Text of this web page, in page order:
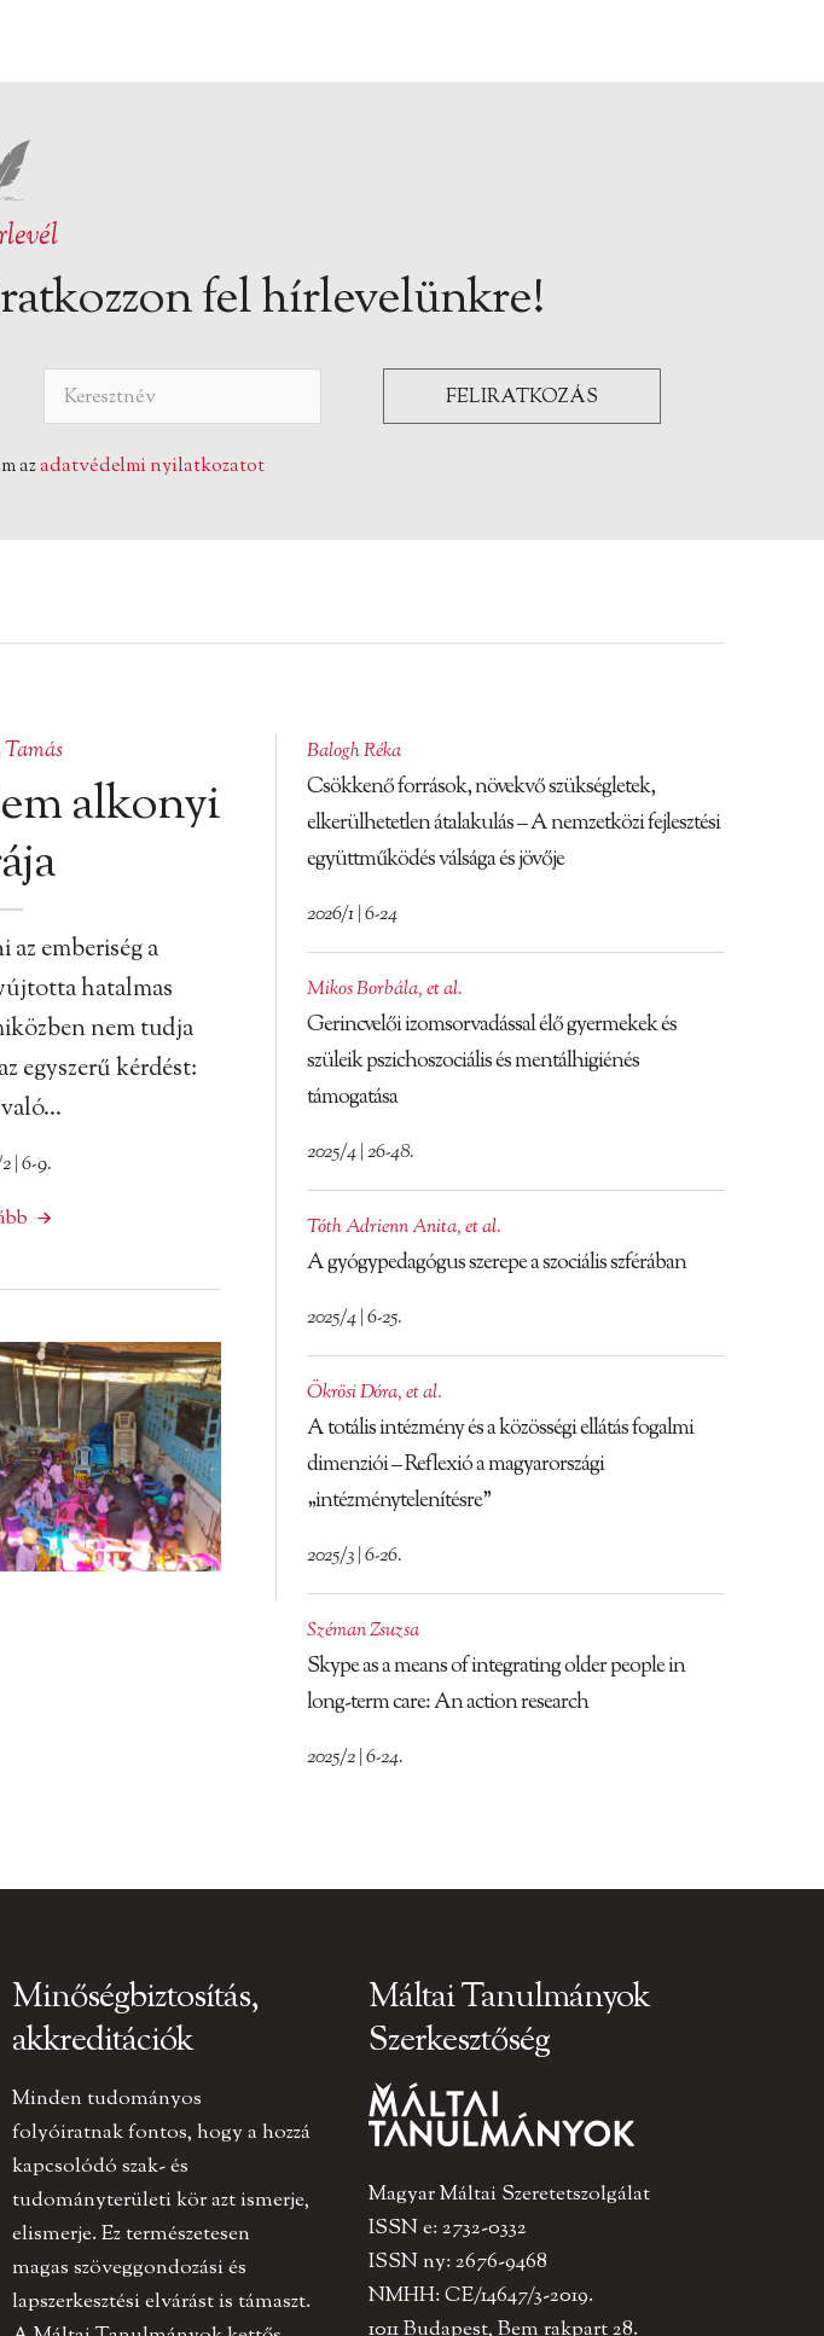
fel hírlevelünkre!
azadatvédelmi nyilatkozatot
alkonyi
emberiség a
hatalmas
nem tudja
egyszerű kérdést:
| 6-9.
Balogh Réka
Csökkenő források, növekvő szükségletek,
elkerülhetetlen átalakulás – A nemzetközi fejlesztési
együttműködés válsága és jövője
2026/1 | 6-24
Mikos Borbála,et al.
Gerincvelői izomsorvadással élő gyermekek és
szüleik pszichoszociális és mentálhigiénés
támogatása
2025/4 | 26-48.
Tóth Adrienn Anita,et al.
A gyógypedagógus szerepe a szociális szférában
2025/4 | 6-25.
Ökrösi Dóra,et al.
A totális intézmény és a közösségi ellátás fogalmi
dimenziói – Reflexió a magyarországi
„intézménytelenítésre”
2025/3 | 6-26.
Széman Zsuzsa
Skype as a means of integrating older people in
long-term care: An action research
2025/2 | 6-24.
Minőségbiztosítás,
akkreditációk
Minden tudományos
folyóiratnak fontos, hogy a hozzá
kapcsolódó szak- és
tudományterületi kör azt ismerje,
elismerje. Ez természetesen
magas szöveggondozási és
lapszerkesztési elvárást is támaszt.
Máltai Tanulmányok
Szerkesztőség
Magyar Máltai Szeretetszolgálat
ISSN e: 2732-0332
ISSN ny: 2676-9468
NMHH: CE/14647/3-2019.